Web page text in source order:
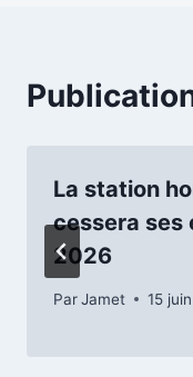
La station
cessera ses
2026
ParJamet 15